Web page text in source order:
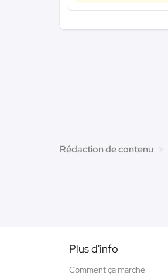
Rédaction de contenu
Plus d'info
Comment ça marche